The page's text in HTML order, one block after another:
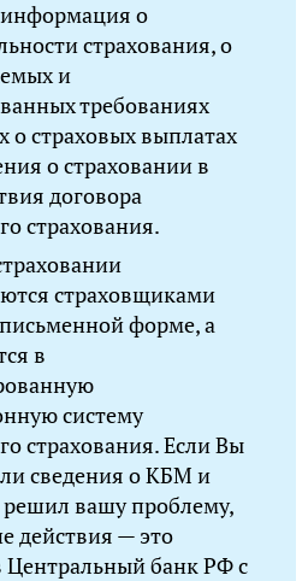
о
страхования, о
и
требованиях
о страховых выплатах
о страховании в
договора
страхования.
страховщиками
форме, а
в
систему
страхования. Если Вы
сведения о КБМ и
вашу проблему,
действия — это
Центральный банк РФ с